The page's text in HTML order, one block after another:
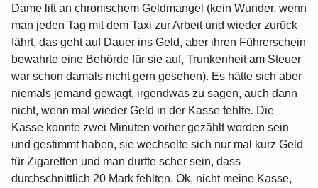
Dame litt an chronischem Geldmangel (kein Wunder, wenn
man jeden Tag mit dem Taxi zur Arbeit und wieder zurück
fährt, das geht auf Dauer ins Geld, aber ihren Führerschein
bewahrte eine Behörde für sie auf, Trunkenheit am Steuer
war schon damals nicht gern gesehen). Es hätte sich aber
niemals jemand gewagt, irgendwas zu sagen, auch dann
nicht, wenn mal wieder Geld in der Kasse fehlte. Die
Kasse konnte zwei Minuten vorher gezählt worden sein
und gestimmt haben, sie wechselte sich nur mal kurz Geld
für Zigaretten und man durfte scher sein, dass
durchschnittlich 20 Mark fehlten. Ok, nicht meine Kasse,